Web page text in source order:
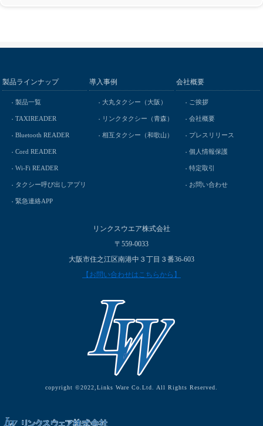
製品ラインナップ
製品一覧
TAXIREADER
Bluetooth READER
Cord READER
Wi-Fi READER
タクシー呼び出しアプリ
緊急連絡APP
導入事例
大丸タクシー（大阪）
リンクタクシー（青森）
相互タクシー（和歌山）
会社概要
ご挨拶
会社概要
プレスリリース
個人情報保護
特定取引
お問い合わせ
リンクスウエア株式会社
〒559-0033
大阪市住之江区南港中３丁目３番36-603
【お問い合わせはこちらから】
copyright ©2022,Links Ware Co.Ltd. All Rights Reserved.